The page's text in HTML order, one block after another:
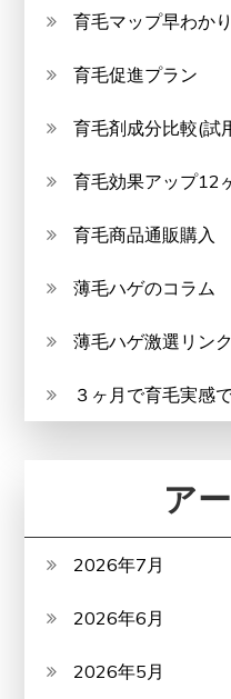
育毛マップ早わかり
育毛促進プラン
育毛剤成分比較(試
育毛効果アップ12
育毛商品通販購入
薄毛ハゲのコラム
薄毛ハゲ激選リンク
３ヶ月で育毛実感
ア
2026年7月
2026年6月
2026年5月